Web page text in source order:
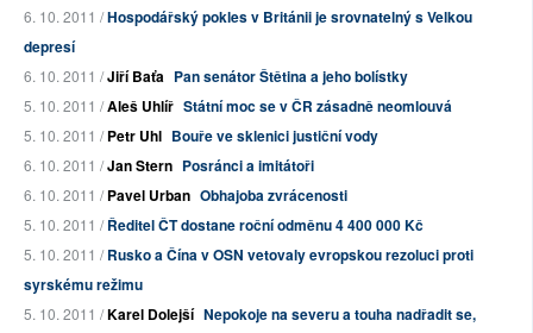
6. 10. 2011 /Hospodářský pokles v Británii je srovnatelný s Velkou
depresí
6. 10. 2011 /Jiří Baťa Pan senátor Štětina a jeho bolístky
5. 10. 2011 /Aleš Uhlíř Státní moc se v ČR zásadně neomlouvá
5. 10. 2011 /Petr Uhl Bouře ve sklenici justiční vody
6. 10. 2011 /Jan Stern Posránci a imitátoři
6. 10. 2011 /Pavel Urban Obhajoba zvrácenosti
5. 10. 2011 /Ředitel ČT dostane roční odměnu 4 400 000 Kč
5. 10. 2011 /Rusko a Čína v OSN vetovaly evropskou rezoluci proti
syrskému režimu
5. 10. 2011 /Karel Dolejší Nepokoje na severu a touha nadřadit se,